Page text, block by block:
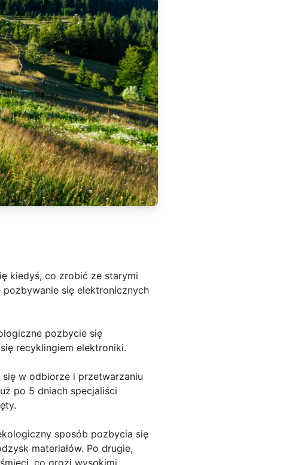
kiedyś, co zrobić ze starymi
się elektronicznych
pozbycie się
recyklingiem elektroniki.
w odbiorze i przetwarzaniu
po 5 dniach specjaliści
sposób pozbycia się
materiałów. Po drugie,